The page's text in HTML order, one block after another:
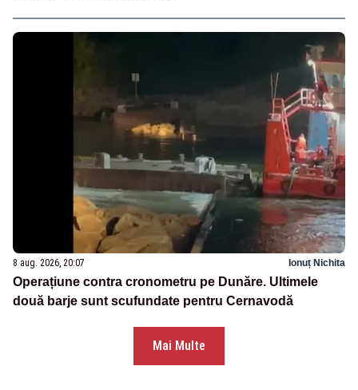
8 aug. 2026, 20:07 Ionuț Nichita
Operațiune contra cronometru pe Dunăre. Ultimele
două barje sunt scufundate pentru Cernavodă
Mai Multe